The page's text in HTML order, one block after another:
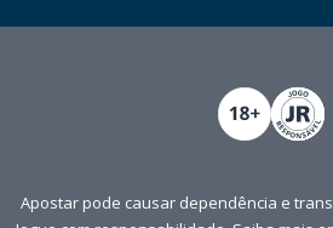
Apostar pode causar dependência e